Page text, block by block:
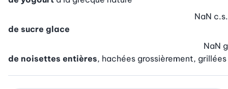
de sucre glace
NaN c.s.
de noisettes entières, hachées grossièrement, grillées
NaN g